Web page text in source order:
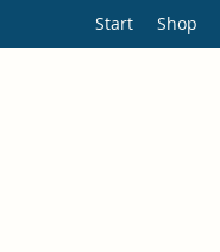
Start Shop